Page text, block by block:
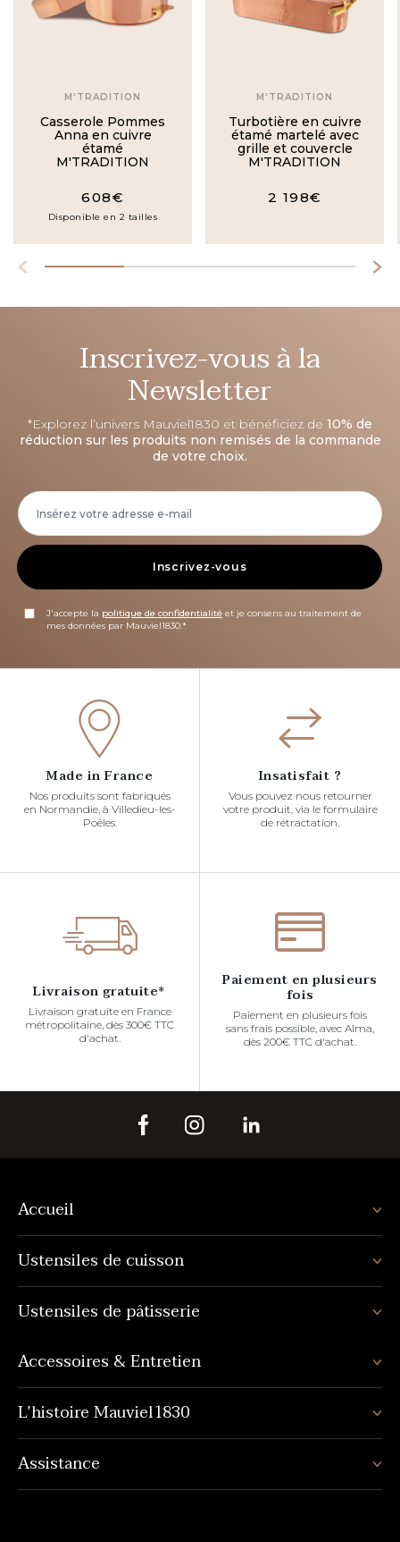
M'TRADITION
Casserole Pommes
Anna en cuivre
étamé
M'TRADITION
608€
Disponible en 2 tailles
M'TRADITION
Turbotière en cuivre
étamé martelé avec
grille et couvercle
M'TRADITION
2 198€
Inscrivez-vous à la
Newsletter
*Explorez l’univers Mauviel1830 et bénéficiez de 10% de
réduction sur les produits non remisés de la commande
de votre choix.
Inscrivez-vous
J'accepte la politique de confidentialité et je consens au traitement de
mes données par Mauviel1830.*
Made in France
Nos produits sont fabriqués
en Normandie, à Villedieu-les-
Poêles.
Insatisfait ?
Vous pouvez nous retourner
votre produit, via le formulaire
de rétractation.
Livraison gratuite*
Livraison gratuite en France
métropolitaine, dès 300€ TTC
d'achat.
Paiement en plusieurs
fois
Paiement en plusieurs fois
sans frais possible, avec Alma,
dès 200€ TTC d'achat.
Accueil
Ustensiles de cuisson
Ustensiles de pâtisserie
Accessoires & Entretien
L’histoire Mauviel1830
Assistance